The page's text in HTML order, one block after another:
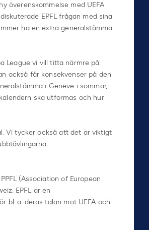
överenskommelse med UEFA
EPFL frågan med sina
ha en extra generalstämma
League vi vill titta närmre på.
också får konsekvenser på den
i Geneve i sommar,
ska utformas och hur
Vi tycker också att det är viktigt
(Association of European
EPFL är en
bl. a. deras talan mot UEFA och